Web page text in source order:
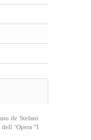
de Stefani
‘Opera “I